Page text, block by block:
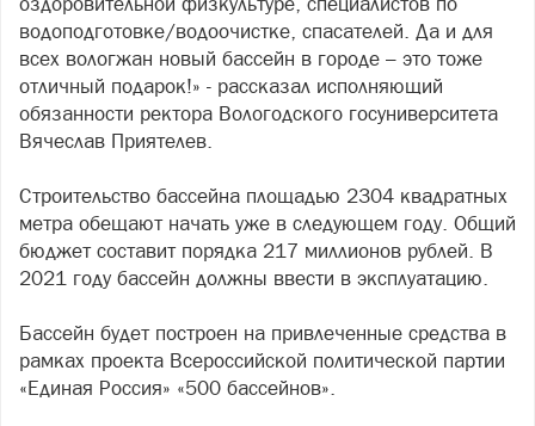
водоподготовке/водоочистке, спасателей. Да и для
всех вологжан новый бассейн в городе – это тоже
отличный подарок!» - рассказал исполняющий
обязанности ректора Вологодского госуниверситета
Вячеслав Приятелев.
Строительство бассейна площадью 2304 квадратных
метра обещают начать уже в следующем году. Общий
бюджет составит порядка 217 миллионов рублей. В
2021 году бассейн должны ввести в эксплуатацию.
Бассейн будет построен на привлеченные средства в
рамках проекта Всероссийской политической партии
«Единая Россия» «500 бассейнов».